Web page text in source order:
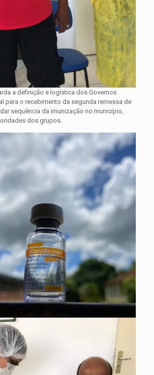
a definição e logística dos Governos
para o recebimento da segunda remessa de
sequência da imunização no município,
dos grupos.